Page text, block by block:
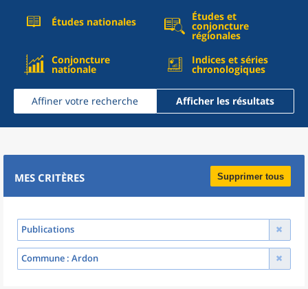
Études nationales Études et
conjoncture
régionales
Conjoncture
nationale
Indices et séries
chronologiques
Affiner votre recherche Afficher les résultats
MES CRITÈRES Supprimer tous
Publications
Commune : Ardon